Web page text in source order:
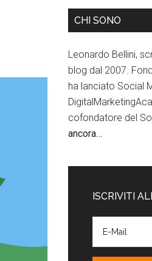
CHI SONO
Leonardo Bellini,
blog dal 2007.
ha lanciato Social
cofondatore del
ancora…
ISCRIVITI